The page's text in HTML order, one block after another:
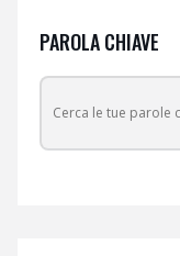
PAROLA CHIAVE